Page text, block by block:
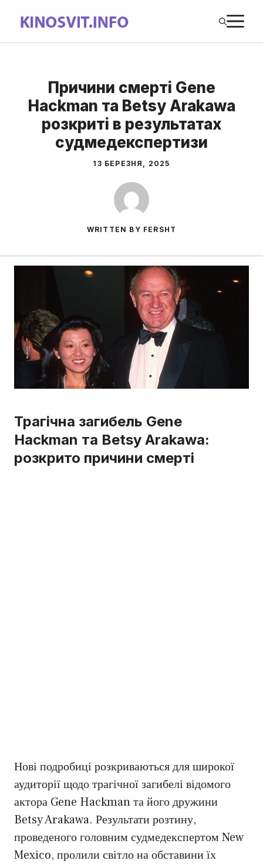
вмісту
Причини смерті Gene
Hackman та Betsy Arakawa
розкриті в результатах
судмедекспертизи
13 БЕРЕЗНЯ, 2025
WRITTEN BY FERSHT
Трагічна загибель Gene
Hackman та Betsy Arakawa:
розкрито причини смерті
Нові подробиці розкриваються для широкої
аудиторії щодо трагічної загибелі відомого
актора Gene Hackman та його дружини
Betsy Arakawa. Результати розтину,
проведеного головним судмедекспертом New
Mexico, пролили світло на обставини їх